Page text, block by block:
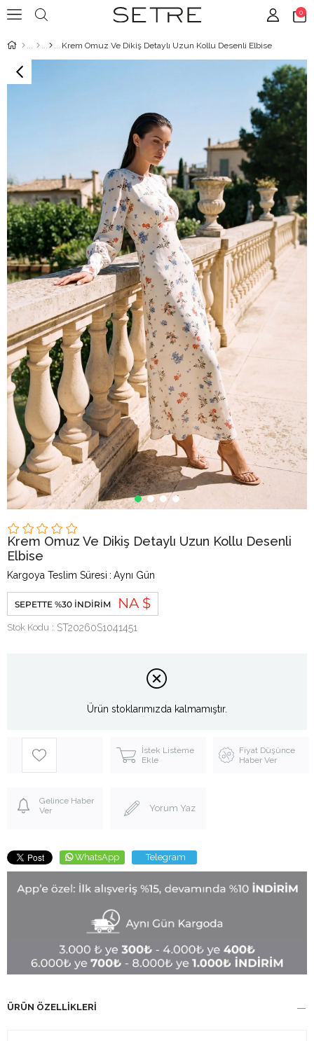
0
Krem Omuz Ve Dikiş Detaylı Uzun Kollu Desenli Elbise
Krem Omuz Ve Dikiş Detaylı Uzun Kollu Desenli
Elbise
Kargoya Teslim Süresi : Aynı Gün
SEPETTE %30 İNDIRIM NA $
Stok Kodu ST20260S1041451
Ürün stoklarımızda kalmamıştır.
İstek Listeme
Ekle
Fiyat Düşünce
Haber Ver
Gelince Haber
Ver
Yorum Yaz
WhatsApp Telegram
ÜRÜN ÖZELLIKLERI